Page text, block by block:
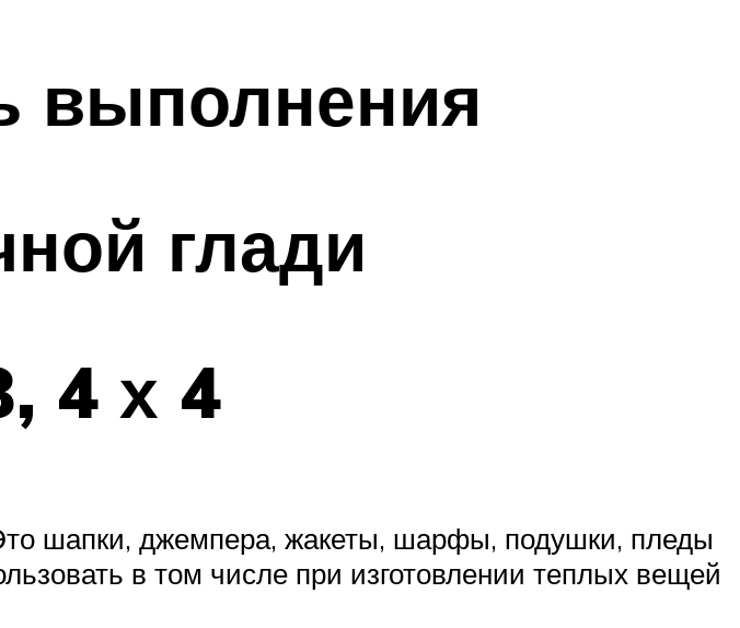
выполнения
глади
4 х 4
шапки, джемпера, жакеты, шарфы, подушки, пледы
в том числе при изготовлении теплых вещей